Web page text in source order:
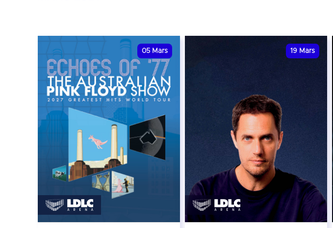
05 Mars 19 Mars